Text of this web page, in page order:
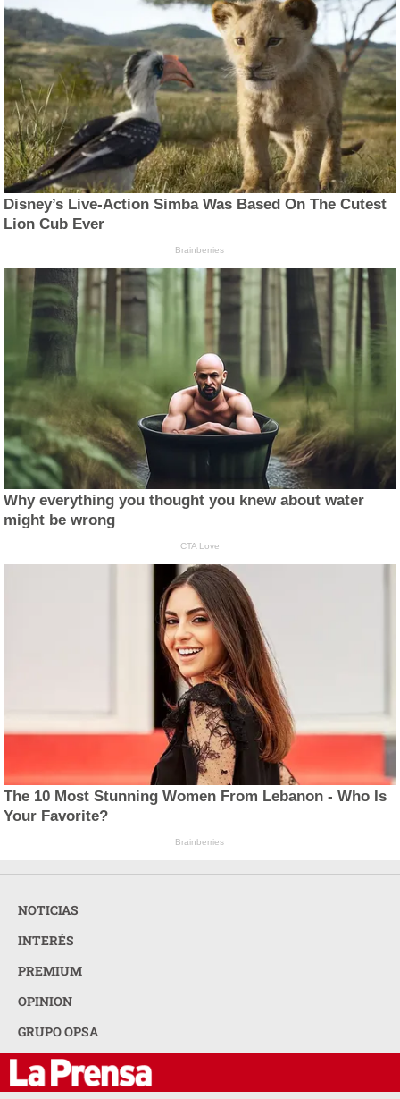
Disney’s Live-Action Simba Was Based On The Cutest
Lion Cub Ever
Brainberries
Why everything you thought you knew about water
might be wrong
CTA Love
The 10 Most Stunning Women From Lebanon - Who Is
Your Favorite?
Brainberries
NOTICIAS
INTERÉS
PREMIUM
OPINION
GRUPO OPSA